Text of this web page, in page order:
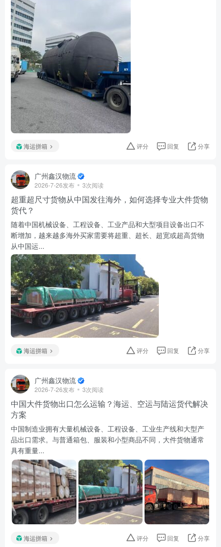
海运拼箱 评分 回复 分享
广州鑫汉物流
2026-7-26发布 3次阅读
超重超尺寸货物从中国发往海外，如何选择专业大件货物
货代？
随着中国机械设备、工程设备、工业产品和大型项目设备出口不
断增加，越来越多海外买家需要将超重、超长、超宽或超高货物
从中国运...
海运拼箱 评分 回复 分享
广州鑫汉物流
2026-7-26发布 3次阅读
中国大件货物出口怎么运输？海运、空运与陆运货代解决
方案
中国制造业拥有大量机械设备、工程设备、工业生产线和大型产
品出口需求。与普通箱包、服装和小型商品不同，大件货物通常
具有重量...
海运拼箱 评分 回复 分享